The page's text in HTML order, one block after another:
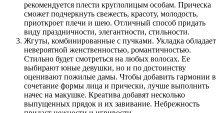
рекомендуется плести круглолицым особам. Прическа
сможет подчеркнуть свежесть, красоту, молодость,
приоткроет плечи и шею. Отличный способ придать
виду праздничности, элегантности, стильности.
Жгуты, комбинированные с пучками. Укладка обладает
невероятной женственностью, романтичностью.
Стильно будет смотреться на любых волосах. Ее
выбирают юные девушки, но и по достоинству
оценивают пожилые дамы. Чтобы добавить гармонии в
сочетание формы лица и прически, лучше выполнить
начес на макушке. Креатива добавят несколько
выпущенных прядок и их завивание. Небрежность